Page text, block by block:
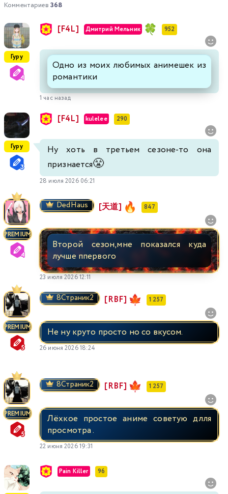
Комментариев 368
Гуру
[F4L] Дмитрий Мельник 952
Одно из моих любимых анимешек из
романтики
1 час назад
Гуру
[F4L] kulelee 290
Ну хоть в третьем сезоне-то она
признается😤
28 июля 2026 06:21
PREMIUM
DedHaus [天道] 847
Второй сезон,мне показался куда
лучше ппервого
23 июля 2026 12:11
PREMIUM
8Страник2 [RBF] 1 257
Не ну круто просто но со вкусом.
26 июня 2026 18:24
PREMIUM
8Страник2 [RBF] 1 257
Лёхкое простое аниме советую длля
просмотра .
22 июня 2026 19:31
Pain Killer 96